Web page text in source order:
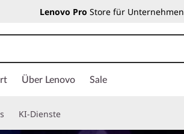
Lenovo Pro Store für Unternehmen
Über Lenovo Sale
KI-Dienste